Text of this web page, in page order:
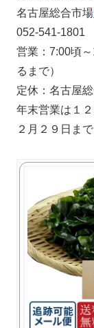
名古屋総合市場
052-541-1801
営業：7:00頃
るまで）
定休：名古屋
年末営業は１
２月２９日まで